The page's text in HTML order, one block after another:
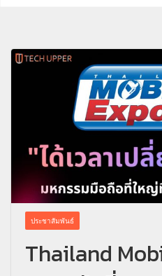
ประชาสัมพันธ์
Thailand